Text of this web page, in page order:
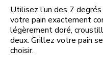
Utilisez l’un des 7
votre pain exactement
légèrement doré,
deux. Grillez votre pain
choisir.